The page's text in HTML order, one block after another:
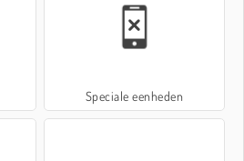
Speciale eenheden